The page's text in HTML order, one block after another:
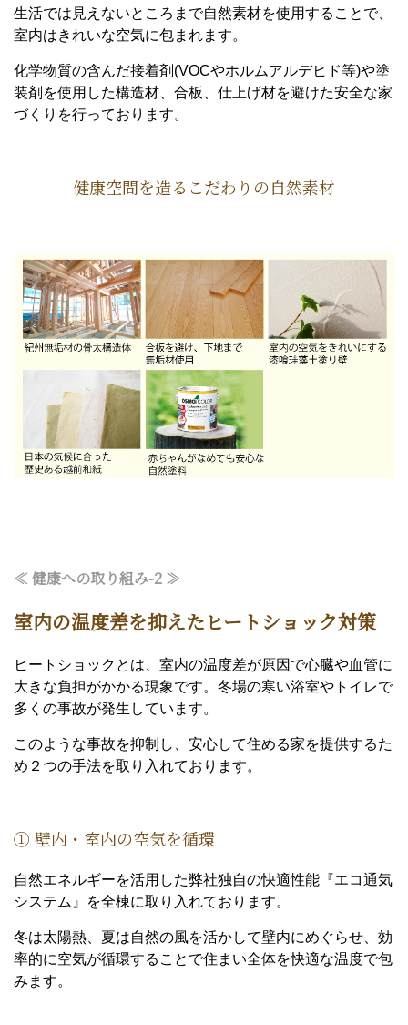
生活では見えないところまで自然素材を使用することで、
室内はきれいな空気に包まれます。
化学物質の含んだ接着剤(VOCやホルムアルデヒド等)や塗
装剤を使用した構造材、合板、仕上げ材を避けた安全な家
づくりを行っております。
健康空間を造るこだわりの自然素材
≪ 健康への取り組み-2 ≫
室内の温度差を抑えたヒートショック対策
ヒートショックとは、室内の温度差が原因で心臓や血管に
大きな負担がかかる現象です。冬場の寒い浴室やトイレで
多くの事故が発生しています。
このような事故を抑制し、安心して住める家を提供するた
め２つの手法を取り入れております。
① 壁内・室内の空気を循環
自然エネルギーを活用した弊社独自の快適性能『エコ通気
システム』を全棟に取り入れております。
冬は太陽熱、夏は自然の風を活かして壁内にめぐらせ、効
率的に空気が循環することで住まい全体を快適な温度で包
みます。